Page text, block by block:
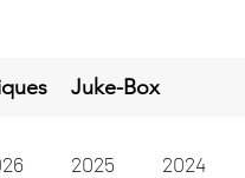
Juke-Box
2025 2024